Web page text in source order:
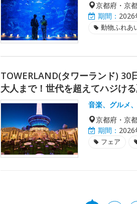
京都府・京
期間： 2026
動物ふれあ
TOWERLAND(タワーランド) 30
大人まで！世代を超えてハジけ
音楽、グルメ
京都府・京
期間： 2026
フェア